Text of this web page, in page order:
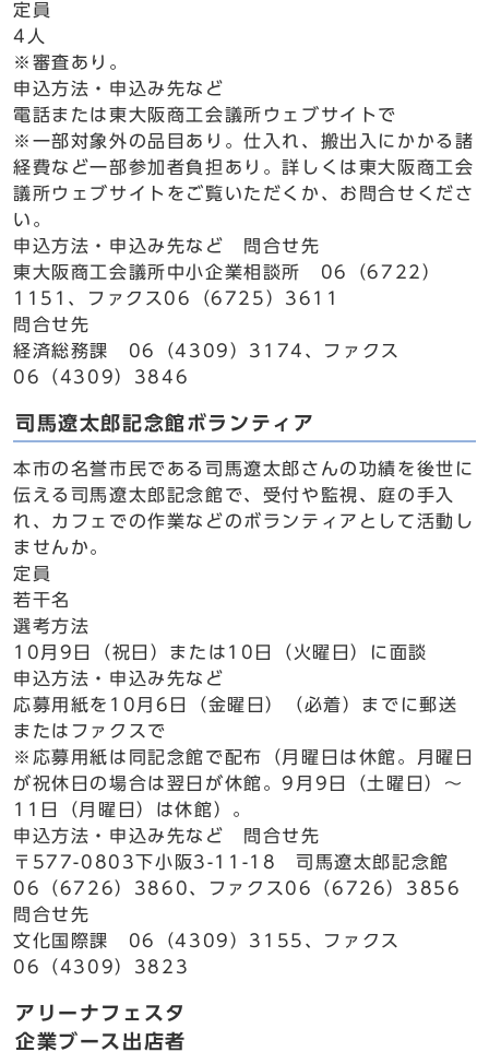
定員
4人
※審査あり。
申込方法・申込み先など
電話または東大阪商工会議所ウェブサイトで
※一部対象外の品目あり。仕入れ、搬出入にかかる諸
経費など一部参加者負担あり。詳しくは東大阪商工会
議所ウェブサイトをご覧いただくか、お問合せくださ
い。
申込方法・申込み先など 問合せ先
東大阪商工会議所中小企業相談所 06（6722）
1151、ファクス06（6725）3611
問合せ先
経済総務課 06（4309）3174、ファクス
06（4309）3846
司馬遼太郎記念館ボランティア
本市の名誉市民である司馬遼太郎さんの功績を後世に
伝える司馬遼太郎記念館で、受付や監視、庭の手入
れ、カフェでの作業などのボランティアとして活動し
ませんか。
定員
若干名
選考方法
10月9日（祝日）または10日（火曜日）に面談
申込方法・申込み先など
応募用紙を10月6日（金曜日）（必着）までに郵送
またはファクスで
※応募用紙は同記念館で配布（月曜日は休館。月曜日
が祝休日の場合は翌日が休館。9月9日（土曜日）～
11日（月曜日）は休館）。
申込方法・申込み先など 問合せ先
〒577-0803下小阪3-11-18 司馬遼太郎記念館
06（6726）3860、ファクス06（6726）3856
問合せ先
文化国際課 06（4309）3155、ファクス
06（4309）3823
アリーナフェスタ
企業ブース出店者